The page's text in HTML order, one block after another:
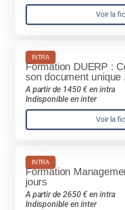
Voir la
INTRA
Formation DUERP :
son document unique
A partir de 1450 € en intra
Indisponible en inter
Voir la
INTRA
Formation
jours
A partir de 2650 € en intra
Indisponible en inter